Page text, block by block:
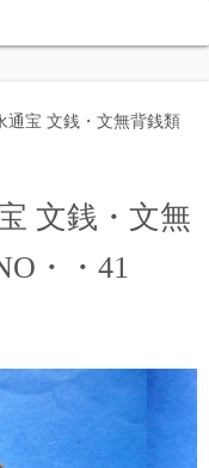
宝 文銭・文無背銭類
文銭・文無
・・41